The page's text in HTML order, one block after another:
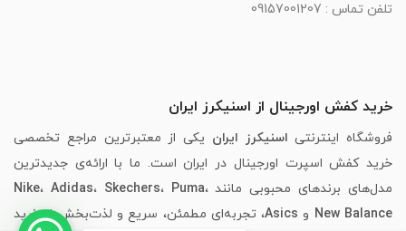
تلفن تماس : 09157001207
خرید کفش اورجینال از اسنیکرز ایران
فروشگاه اینترنتی اسنیکرز ایران یکی از معتبرترین مراجع تخصصی
خرید کفش اسپرت اورجینال در ایران است. ما با ارائه‌ی جدیدترین
مدل‌های برندهای محبوبی مانند
Nike، Adidas، Skechers، Puma،
New Balance و Asics، تجربه‌ای مطمئن، سریع و لذت‌بخش از خرید